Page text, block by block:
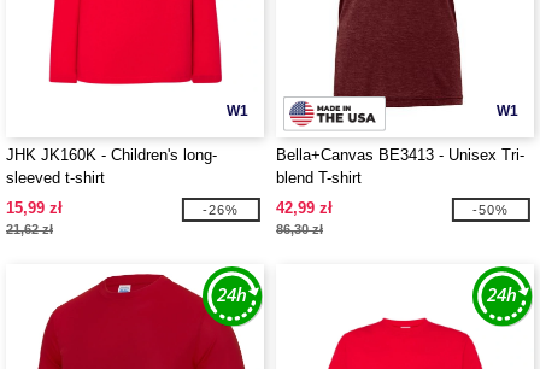
W1
JHK JK160K - Children's long-
sleeved t-shirt
15,99 zł
21,62 zł
-26%
W1
Bella+Canvas BE3413 - Unisex Tri-
blend T-shirt
42,99 zł
86,30 zł
-50%